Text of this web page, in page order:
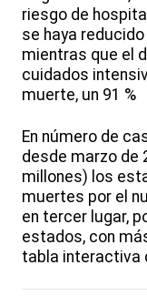
riesgo de
se haya
mientras que el
cuidados
muerte, un 91 %
En número de
desde marzo de
millones) los
muertes por el
en tercer lugar,
estados, con
tabla interactiva